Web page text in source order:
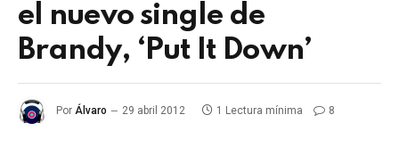
el nuevo single de
Brandy, ‘Put It Down’
Por Álvaro 29 abril 2012 1 Lectura mínima 8